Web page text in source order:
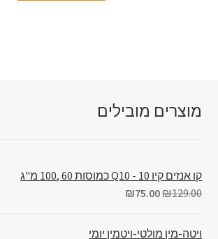
מוצרים מובילים
קו אנזים קיו 10 - Q10 כמוסות 60 ,100 מ"ג
₪129.00
₪75.00
ויטה-מין מולטי-ויטמין יומי